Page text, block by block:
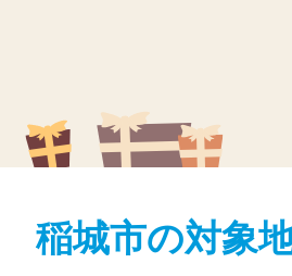
稲城市の対象